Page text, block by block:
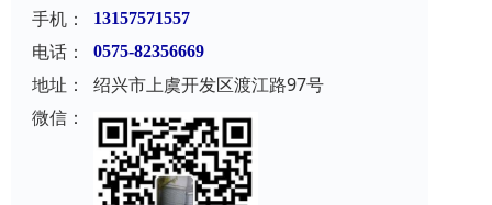
手机：
13157571557
电话： 0575-82356669
地址：
绍兴市上虞开发区渡江路97号
微信：